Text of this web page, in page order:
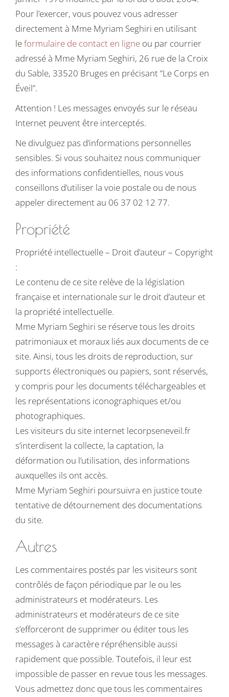
Pour l’exercer, vous pouvez vous adresser
directement à Mme Myriam Seghiri en utilisant
leformulaire de contact en ligne ou par courrier
adressé à Mme Myriam Seghiri, 26 rue de la Croix
du Sable, 33520 Bruges en précisant “Le Corps en
Éveil”.
Attention ! Les messages envoyés sur le réseau
Internet peuvent être interceptés.
Ne divulguez pas d’informations personnelles
sensibles. Si vous souhaitez nous communiquer
des informations confidentielles, nous vous
conseillons d’utiliser la voie postale ou de nous
appeler directement au 06 37 02 12 77.
Propriété
Propriété intellectuelle – Droit d’auteur – Copyright
:
Le contenu de ce site relève de la législation
française et internationale sur le droit d’auteur et
la propriété intellectuelle.
Mme Myriam Seghiri se réserve tous les droits
patrimoniaux et moraux liés aux documents de ce
site. Ainsi, tous les droits de reproduction, sur
supports électroniques ou papiers, sont réservés,
y compris pour les documents téléchargeables et
les représentations iconographiques et/ou
photographiques.
Les visiteurs du site internet lecorpseneveil.fr
s’interdisent la collecte, la captation, la
déformation ou l’utilisation, des informations
auxquelles ils ont accès.
Mme Myriam Seghiri poursuivra en justice toute
tentative de détournement des documentations
du site.
Autres
Les commentaires postés par les visiteurs sont
contrôlés de façon périodique par le ou les
administrateurs et modérateurs. Les
administrateurs et modérateurs de ce site
s’efforceront de supprimer ou éditer tous les
messages à caractère répréhensible aussi
rapidement que possible. Toutefois, il leur est
impossible de passer en revue tous les messages.
Vous admettez donc que tous les commentaires